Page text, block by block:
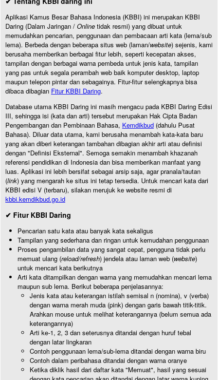
Aplikasi Kamus Besar Bahasa Indonesia (KBBI) ini merupakan KBBI
Daring (Dalam Jaringan / Online tidak resmi) yang dibuat untuk
memudahkan pencarian, penggunaan dan pembacaan arti kata (lema/sub
lema). Berbeda dengan beberapa situs web (laman/website) sejenis, kami
berusaha memberikan berbagai fitur lebih, seperti kecepatan akses,
tampilan dengan berbagai warna pembeda untuk jenis kata, tampilan
yang pas untuk segala perambah web baik komputer desktop, laptop
maupun telepon pintar dan sebagainya. Fitur-fitur selengkapnya bisa
dibaca dibagian Fitur KBBI Daring.
Database utama KBBI Daring ini masih mengacu pada KBBI Daring Edisi
III, sehingga isi (kata dan arti) tersebut merupakan Hak Cipta Badan
Pengembangan dan Pembinaan Bahasa, Kemdikbud (dahulu Pusat
Bahasa). Diluar data utama, kami berusaha menambah kata-kata baru
yang akan diberi keterangan tambahan dibagian akhir arti atau definisi
dengan "Definisi Eksternal". Semoga semakin menambah khazanah
referensi pendidikan di Indonesia dan bisa memberikan manfaat yang
luas. Aplikasi ini lebih bersifat sebagai arsip saja, agar pranala/tautan
(link) yang mengarah ke situs ini tetap tersedia. Untuk mencari kata dari
KBBI edisi V (terbaru), silakan merujuk ke website resmi di
kbbi.kemdikbud.go.id
✔ Fitur KBBI Daring
Pencarian satu kata atau banyak kata sekaligus
Tampilan yang sederhana dan ringan untuk kemudahan penggunaan
Proses pengambilan data yang sangat cepat, pengguna tidak perlu
memuat ulang (reload/refresh) jendela atau laman web (website)
untuk mencari kata berikutnya
Arti kata ditampilkan dengan warna yang memudahkan mencari lema
maupun sub lema. Berikut beberapa penjelasannya:
Jenis kata atau keterangan istilah semisal n (nomina), v (verba)
dengan warna merah muda (pink) dengan garis bawah titik-titik.
Arahkan mouse untuk melihat keterangannya (belum semua ada
keterangannya)
Arti ke-1, 2, 3 dan seterusnya ditandai dengan huruf tebal
dengan latar lingkaran
Contoh penggunaan lema/sub-lema ditandai dengan warna biru
Contoh dalam peribahasa ditandai dengan warna oranye
Ketika diklik hasil dari daftar kata "Memuat", hasil yang sesuai